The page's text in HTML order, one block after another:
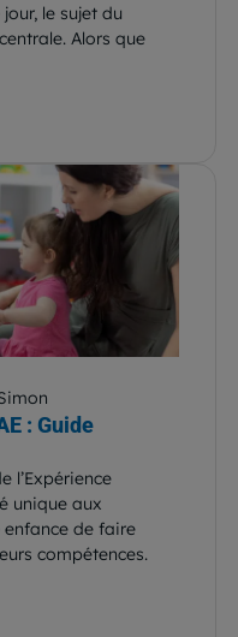
le sujet du
Alors que
: Guide
l’Expérience
unique aux
de faire
compétences.